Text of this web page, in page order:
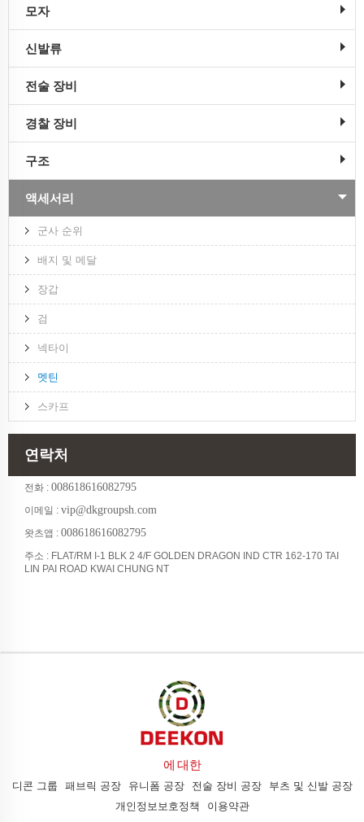
모자
신발류
전술 장비
경찰 장비
구조
액세서리
군사 순위
배지 및 메달
장갑
검
넥타이
멧틴
스카프
연락처
전화 : 008618616082795
이메일 : vip@dkgroupsh.com
왓츠앱 : 008618616082795
주소 : FLAT/RM I-1 BLK 2 4/F GOLDEN DRAGON IND CTR 162-170 TAI
LIN PAI ROAD KWAI CHUNG NT
에 대한
디콘 그룹 패브릭 공장 유니폼 공장 전술 장비 공장
부츠 및 신발 공장
개인정보보호정책
이용약관